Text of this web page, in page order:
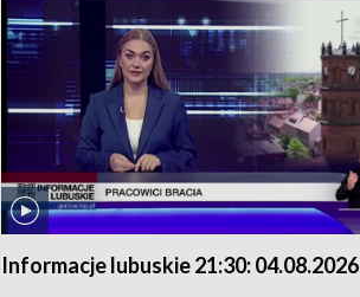
Informacje lubuskie 21:30: 04.08.2026